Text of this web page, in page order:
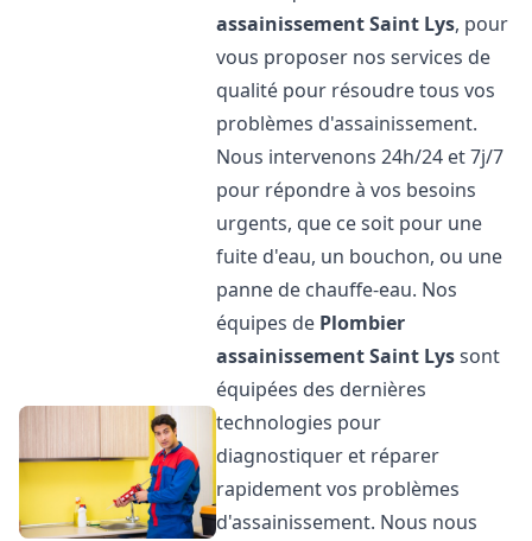
assainissementSaint Lys, pour
vous proposer nos services de
qualité pour résoudre tous vos
problèmes d'assainissement.
Nous intervenons 24h/24 et 7j/7
pour répondre à vos besoins
urgents, que ce soit pour une
fuite d'eau, un bouchon, ou une
panne de chauffe-eau. Nos
équipes de Plombier
assainissementSaint Lyssont
équipées des dernières
technologies pour
diagnostiquer et réparer
rapidement vos problèmes
d'assainissement. Nous nous